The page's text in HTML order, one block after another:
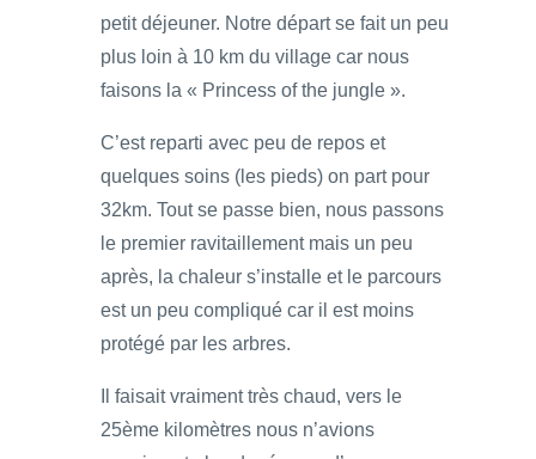
petit déjeuner. Notre départ se fait un peu
plus loin à 10 km du village car nous
faisons la « Princess of the jungle ».
C’est reparti avec peu de repos et
quelques soins (les pieds) on part pour
32km. Tout se passe bien, nous passons
le premier ravitaillement mais un peu
après, la chaleur s’installe et le parcours
est un peu compliqué car il est moins
protégé par les arbres.
Il faisait vraiment très chaud, vers le
25ème kilomètres nous n’avions